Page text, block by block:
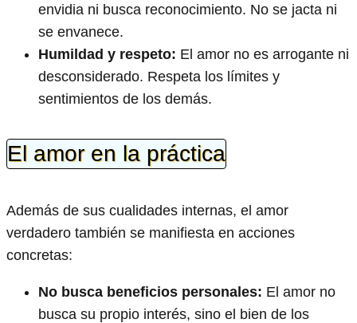
envidia ni busca reconocimiento. No se jacta ni
se envanece.
Humildad y respeto: El amor no es arrogante ni
desconsiderado. Respeta los límites y
sentimientos de los demás.
El amor en la práctica
Además de sus cualidades internas, el amor
verdadero también se manifiesta en acciones
concretas:
No busca beneficios personales: El amor no
busca su propio interés, sino el bien de los